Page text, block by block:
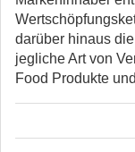
darüber hinaus
jegliche Art von
Food Produkte